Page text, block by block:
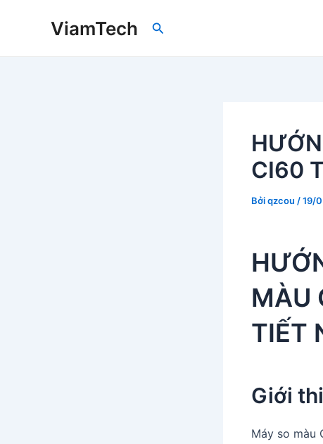
ViamTech
Tìm
CI60
Bởiqzcou /19/
MÀU
TIẾT
Giới
Máy so màu